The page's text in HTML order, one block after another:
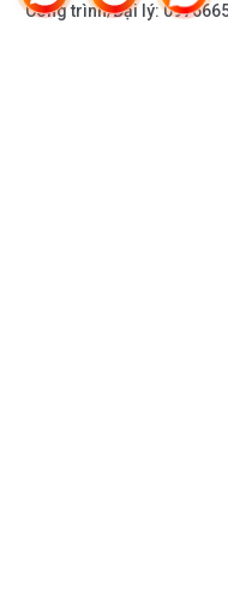
Công trình/Đại lý: